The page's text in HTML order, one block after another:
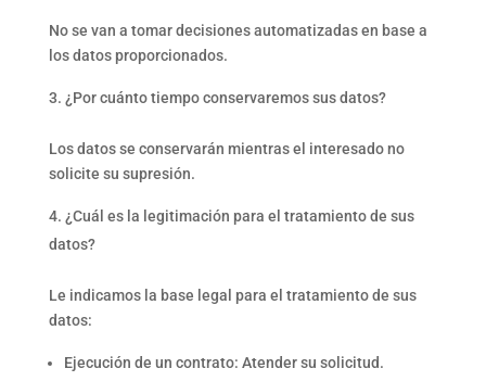
No se van a tomar decisiones automatizadas en base a
los datos proporcionados.
¿Por cuánto tiempo conservaremos sus datos?
Los datos se conservarán mientras el interesado no
solicite su supresión.
¿Cuál es la legitimación para el tratamiento de sus
datos?
Le indicamos la base legal para el tratamiento de sus
datos:
Ejecución de un contrato: Atender su solicitud.